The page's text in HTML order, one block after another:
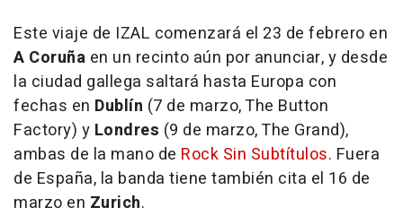
Este viaje de IZAL comenzará el 23 de febrero en
A Coruña en un recinto aún por anunciar, y desde
la ciudad gallega saltará hasta Europa con
fechas en Dublín (7 de marzo, The Button
Factory) y Londres (9 de marzo, The Grand),
ambas de la mano de Rock Sin Subtítulos. Fuera
de España, la banda tiene también cita el 16 de
marzo en Zurich.